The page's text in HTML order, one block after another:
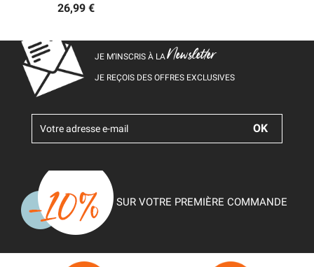
26,99 €
JE M’INSCRIS À LANewsletter
JE REÇOIS DES OFFRES EXCLUSIVES
SUR VOTRE PREMIÈRE COMMANDE